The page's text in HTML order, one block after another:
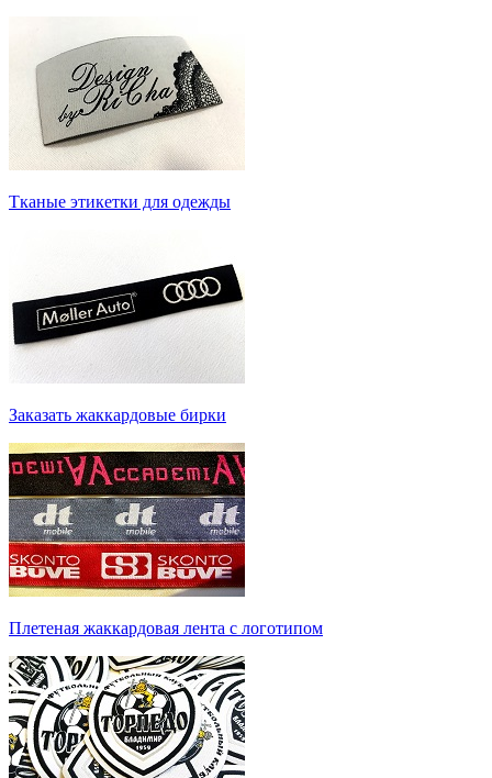
Тканые этикетки для одежды
Заказать жаккардовые бирки
Плетеная жаккардовая лента с логотипом